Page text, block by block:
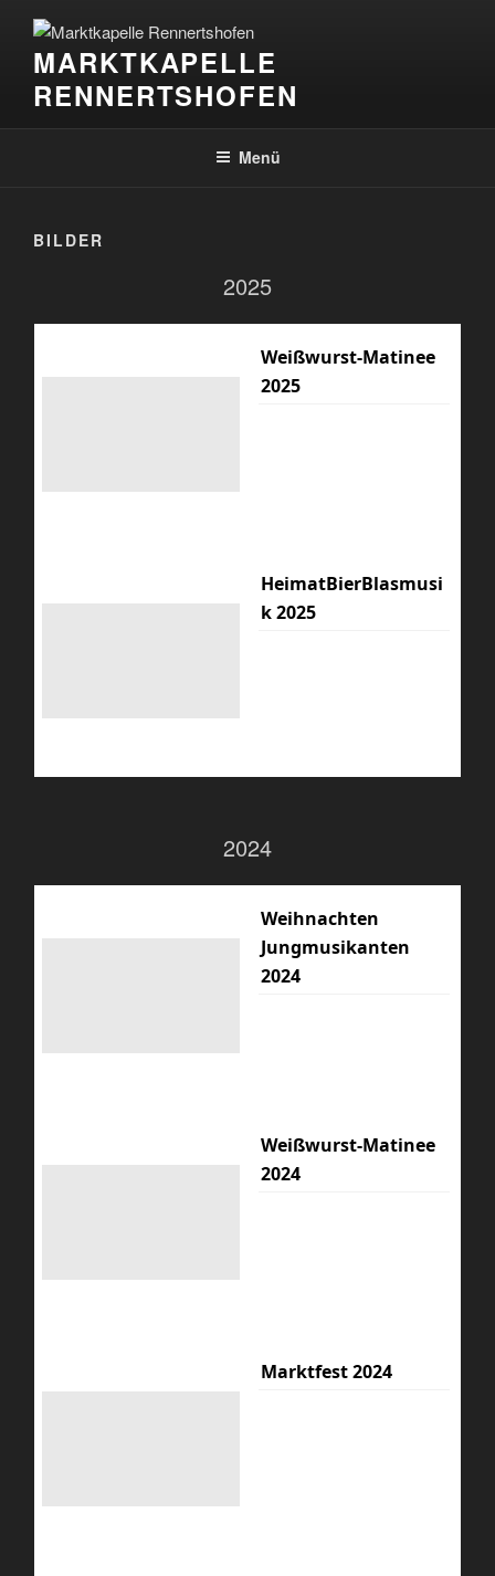
Inhalt
springenMARKTKAPELLE
RENNERTSHOFEN
Menü
BILDER
2025
Weißwurst-Matinee
2025
HeimatBierBlasmusi
k 2025
2024
Weihnachten
Jungmusikanten
2024
Weißwurst-Matinee
2024
Marktfest 2024